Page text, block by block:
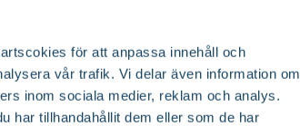
för att anpassa innehåll och
vår trafik. Vi delar även information om
inom sociala medier, reklam och analys.
har tillhandahållit dem eller som de har